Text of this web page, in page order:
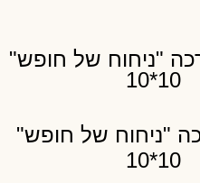
"ניחוח של חופש"
10*10